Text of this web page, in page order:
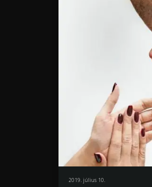
2019. július 10.